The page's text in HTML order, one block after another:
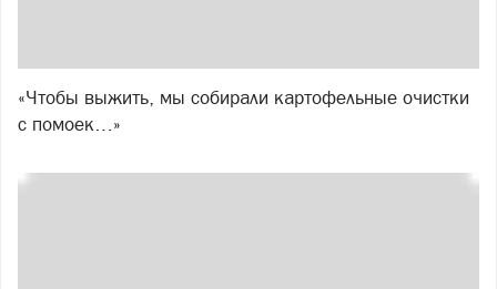
«Чтобы выжить, мы собирали картофельные очистки
с помоек…»